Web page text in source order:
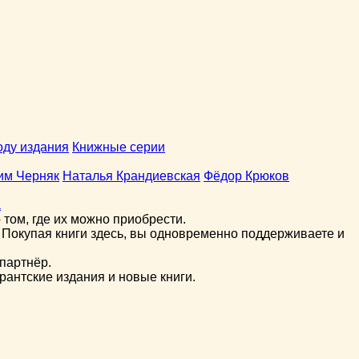
издания Книжные серии
Черняк Наталья Крандиевская Фёдор Крюков
где их можно приобрести.
книги здесь, вы одновременно поддерживаете и
издания и новые книги.